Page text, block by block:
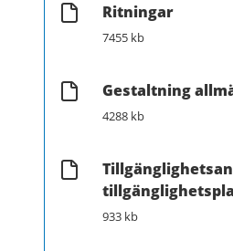
Ritningar
7455 kb
Gestaltning
4288 kb
933 kb